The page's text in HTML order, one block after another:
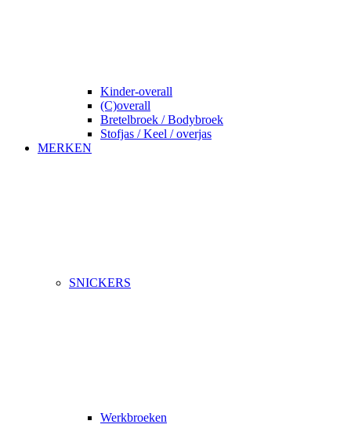
Kinder-overall
(C)overall
Bretelbroek / Bodybroek
Stofjas / Keel / overjas
MERKEN
SNICKERS
Werkbroeken